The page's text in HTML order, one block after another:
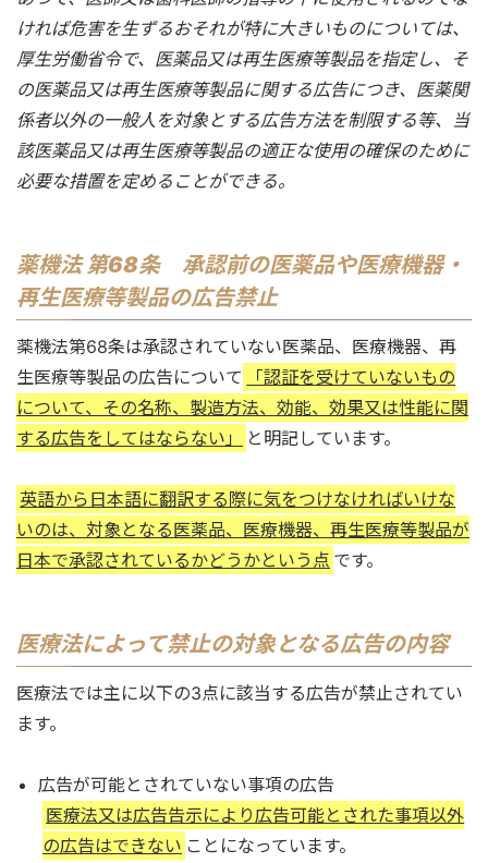
ければ危害を生ずるおそれが特に大きいものについては、
厚生労働省令で、医薬品又は再生医療等製品を指定し、そ
の医薬品又は再生医療等製品に関する広告につき、医薬関
係者以外の一般人を対象とする広告方法を制限する等、当
該医薬品又は再生医療等製品の適正な使用の確保のために
必要な措置を定めることができる。
薬機法 第68条 承認前の医薬品や医療機器・
再生医療等製品の広告禁止
薬機法第68条は承認されていない医薬品、医療機器、再
生医療等製品の広告について
「認証を受けていないもの
について、その名称、製造方法、効能、効果又は性能に関
する広告をしてはならない」
と明記しています。
英語から日本語に翻訳する際に気をつけなければいけな
いのは、対象となる医薬品、医療機器、再生医療等製品が
日本で承認されているかどうかという点 です。
医療法によって禁止の対象となる広告の内容
医療法では主に以下の3点に該当する広告が禁止されてい
ます。
広告が可能とされていない事項の広告
医療法又は広告告示により広告可能とされた事項以外
の広告はできない ことになっています。